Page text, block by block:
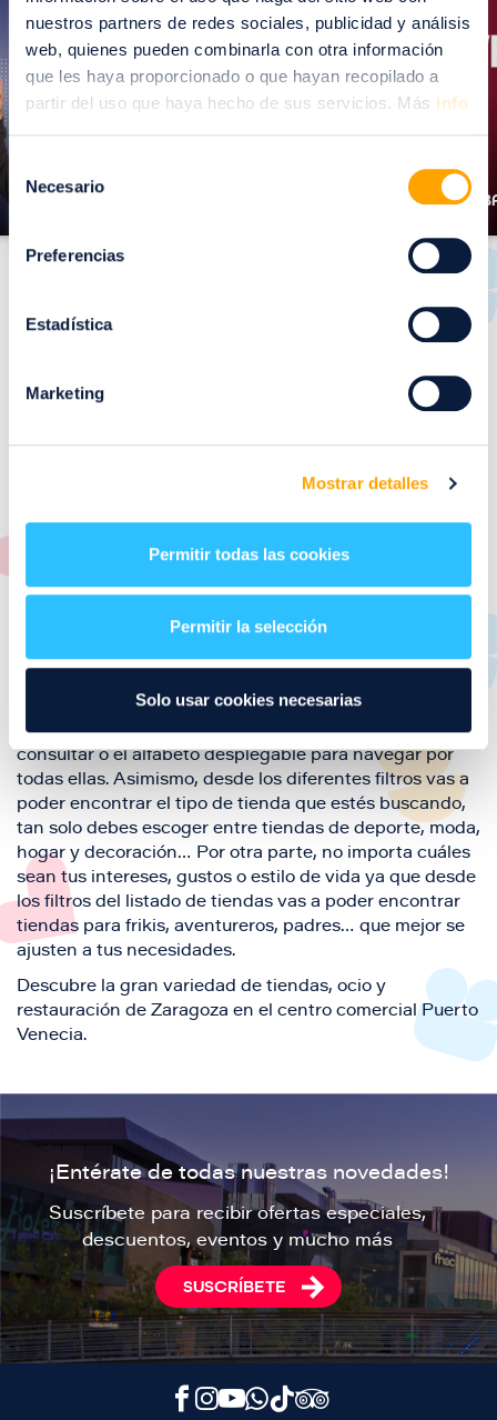
nuestros partners de redes sociales, publicidad y análisis
web, quienes pueden combinarla con otra información
que les haya proporcionado o que hayan recopilado a
partir del uso que haya hecho de sus servicios. Más info
Necesario
Preferencias
Estadística
Marketing
Mostrar detalles
Permitir todas las cookies
Permitir la selección
Solo usar cookies necesarias
m
a
g
e
m
a
e
de Puerto Venecia
Aquí podrás encontrar el listado de todas las tiendas de
oferta de ocio y restauración durante tu visita.
El este directorio de tiendas de Puerto Venecia podrás
encontrar toda la información necesaria de cada una de
plano de las tiendas para que encontrarlas te resulte lo
más sencillo posible.
Utiliza nuestro buscador si sabes que tienda quieres
consultar o el alfabeto desplegable para navegar por
todas ellas. Asimismo, desde los diferentes filtros vas a
poder encontrar el tipo de tienda que estés buscando,
tan solo debes escoger entre tiendas de deporte, moda,
hogar y decoración… Por otra parte, no importa cuáles
sean tus intereses, gustos o estilo de vida ya que desde
los filtros del listado de tiendas vas a poder encontrar
tiendas para frikis, aventureros, padres… que mejor se
ajusten a tus necesidades.
Descubre la gran variedad de tiendas, ocio y
restauración de Zaragoza en el centro comercial Puerto
Venecia.
¡Entérate de todas nuestras novedades!
Suscríbete para recibir ofertas especiales,
descuentos, eventos y mucho más
SUSCRÍBETE